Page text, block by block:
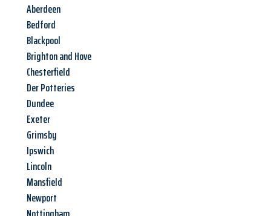
Aberdeen
Bedford
Blackpool
Brighton and Hove
Chesterfield
Der Potteries
Dundee
Exeter
Grimsby
Ipswich
Lincoln
Mansfield
Newport